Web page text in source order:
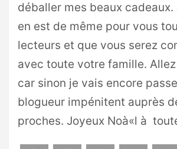
déballer mes beaux cadeaux.
en est de même pour vous
lecteurs et que vous serez
avec toute votre famille.
car sinon je vais encore
blogueur impénitent auprès
proches. Joyeux Noà«l à